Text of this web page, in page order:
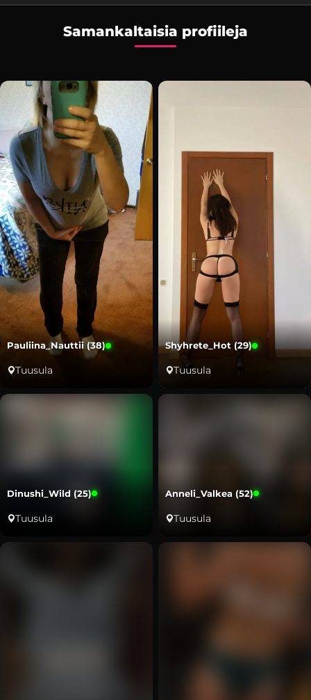
Samankaltaisia profiileja
Pauliina_Nauttii (38)
Tuusula
Shyhrete_Hot (29)
Tuusula
Dinushi_Wild (25)
Tuusula
Anneli_Valkea (52)
Tuusula